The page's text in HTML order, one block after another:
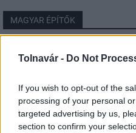
Tolnavár - Do Not
If you wish to opt-out of the
processing of your personal
targeted advertising by us,
section to confirm your
MAGYAR ÉPÍTŐK
Aktuális